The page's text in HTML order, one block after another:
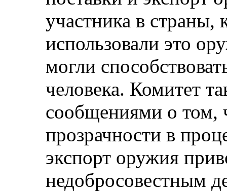
участника в страны,
использовали это
могли
человека. Комитет
сообщениями о том,
прозрачности в
экспорт оружия
недобросовестным